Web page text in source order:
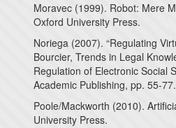
Moravec (1999). Robot: Mere
Oxford University Press.
Noriega (2007). “Regulating
Bourcier, Trends in Legal
Regulation of Electronic Social
Academic Publishing, pp. 55-77.
Poole/Mackworth (2010).
University Press.